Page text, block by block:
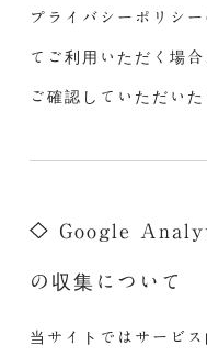
プライバシーポリシ
てご利用いただく場
ご確認していただい
Google
の収集について
当サイトではサービ